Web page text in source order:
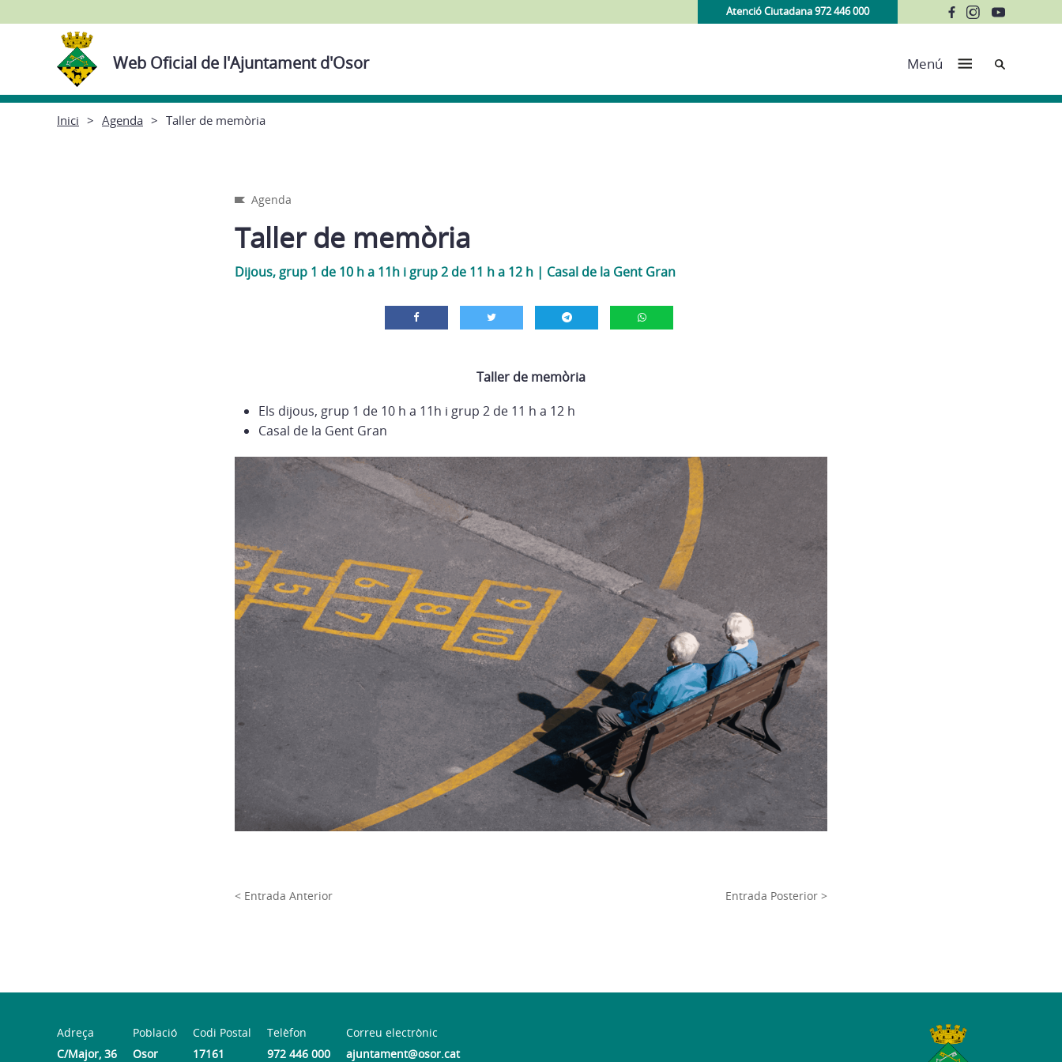
Atenció Ciutadana 972 446 000
Web Oficial de l'Ajuntament d'Osor Menú Cerca
Inici Agenda Taller de memòria
Agenda
Taller de memòria
Dijous, grup 1 de 10 h a 11h i grup 2 de 11 h a 12 h | Casal de la Gent Gran
Taller de memòria
Els dijous, grup 1 de 10 h a 11h i grup 2 de 11 h a 12 h
Casal de la Gent Gran
< Entrada Anterior Entrada Posterior >
Adreça
C/Major, 36
Població
Osor
Codi Postal
17161
Telèfon
972 446 000
Correu electrònic
ajuntament@osor.cat